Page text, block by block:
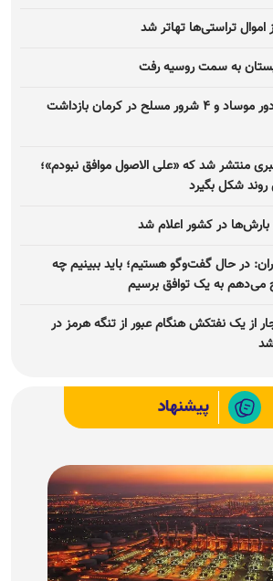
به سمت روسیه رفت
وزارت اطلاعات: ۲۱ مزدور موساد و ۴ شرور مسلح در کرمان بازداشت
منتشر شد که «علی الاصول موافق نبودم»؛
روند شکل بگیرد
بارش‌ها در کشور اعلام شد
در حال گفت‌و‌گو هستیم؛ باید ببینیم چه
می‌دهم به یک توافق برسیم
از یک نفتکش هنگام عبور از تنگه هرمز در
پیشنهاد